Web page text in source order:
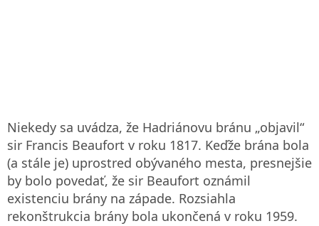
Niekedy sa uvádza, že Hadriánovu bránu „objavil“
sir Francis Beaufort v roku 1817. Keďže brána bola
(a stále je) uprostred obývaného mesta, presnejšie
by bolo povedať, že sir Beaufort oznámil
existenciu brány na západe. Rozsiahla
rekonštrukcia brány bola ukončená v roku 1959.